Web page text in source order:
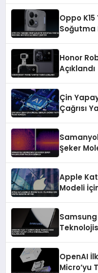
Oppo
Soğutma
Honor
Açıklandı
Çin
Çağrısı
Şeker
Apple
Modeli
OpenAI
Micro’yu